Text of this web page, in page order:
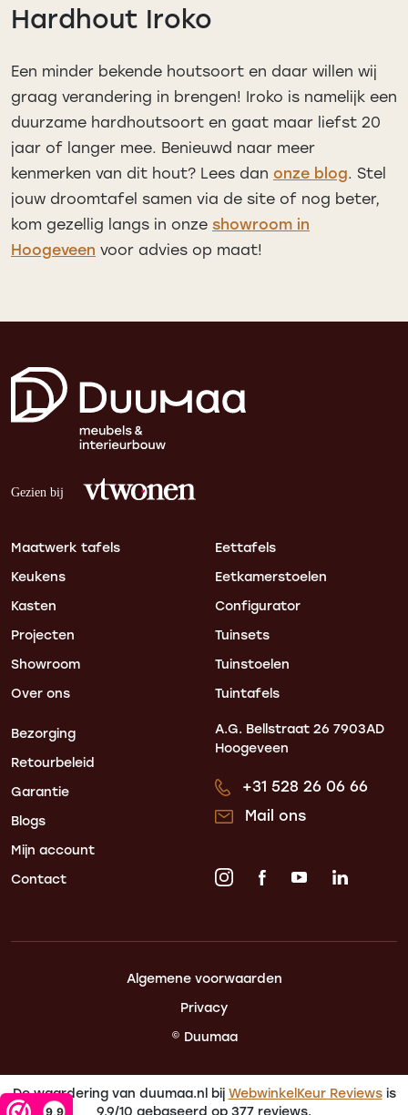
9,9
Hardhout Iroko
Een minder bekende houtsoort en daar willen wij
graag verandering in brengen! Iroko is namelijk een
duurzame hardhoutsoort en gaat maar liefst 20
jaar of langer mee. Benieuwd naar meer
kenmerken van dit hout? Lees dan onze blog. Stel
jouw droomtafel samen via de site of nog beter,
kom gezellig langs in onze showroom in
Hoogeveen voor advies op maat!
Maatwerk tafels
Keukens
Kasten
Projecten
Showroom
Over ons
Eettafels
Eetkamerstoelen
Configurator
Tuinsets
Tuinstoelen
Tuintafels
Bezorging
Retourbeleid
Garantie
Blogs
Mijn account
Contact
A.G. Bellstraat 26 7903AD
Hoogeveen
+31 528 26 06 66
Mail ons
Algemene voorwaarden
Privacy
© Duumaa
De waardering van duumaa.nl bij WebwinkelKeur Reviewsis
9.9/10 gebaseerd op 377 reviews.